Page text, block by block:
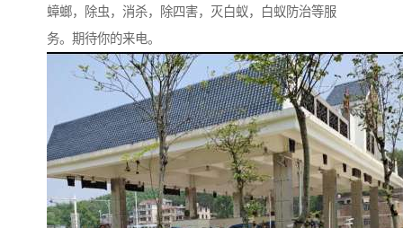
蟑螂，除虫，消杀，除四害，灭白蚁，白蚁防治等服
务。期待你的来电。